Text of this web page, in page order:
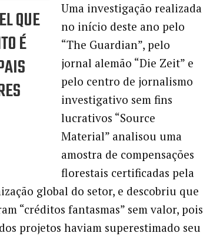
QUE
É
Uma investigação realizada
no início deste ano pelo
“The Guardian”, pelo
jornal alemão “Die Zeit” e
pelo centro de jornalismo
investigativo sem fins
lucrativos “Source
Material” analisou uma
amostra de compensações
florestais certificadas pela
global do setor, e descobriu que
“créditos fantasmas” sem valor, pois
projetos haviam superestimado seu